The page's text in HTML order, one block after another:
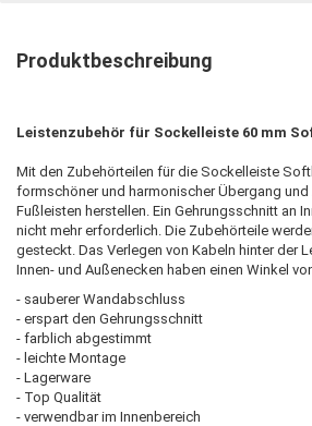
Produktbeschreibung
Leistenzubehör für Sockelleiste 60 mm
Mit den Zubehörteilen für die Sockelleiste
formschöner und harmonischer Übergang
Fußleisten herstellen. Ein Gehrungsschnitt an
nicht mehr erforderlich. Die Zubehörteile
gesteckt. Das Verlegen von Kabeln hinter der
Innen- und Außenecken haben einen Winkel
- sauberer Wandabschluss
- erspart den Gehrungsschnitt
- farblich abgestimmt
- leichte Montage
- Lagerware
- Top Qualität
- verwendbar im Innenbereich